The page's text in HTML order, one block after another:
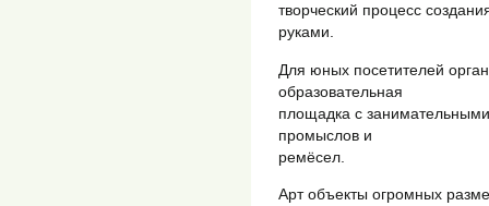
творческий процесс
руками.
Для юных посетителей
образовательная
площадка с
промыслов и
ремёсел.
Арт объекты огромных